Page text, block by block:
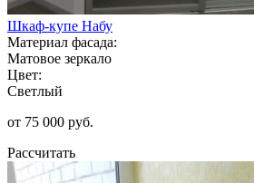
Шкаф-купе Набу
Материал фасада:
Матовое зеркало
Цвет:
Светлый
от 75 000 руб.
Рассчитать